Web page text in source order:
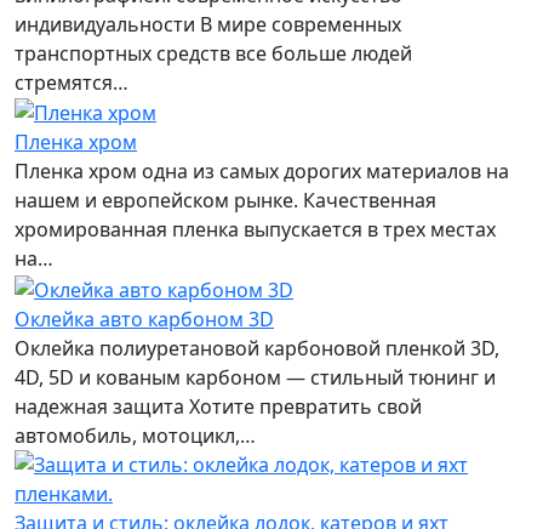
индивидуальности В мире современных
транспортных средств все больше людей
стремятся…
Пленка хром
Пленка хром одна из самых дорогих материалов на
нашем и европейском рынке. Качественная
хромированная пленка выпускается в трех местах
на…
Оклейка авто карбоном 3D
Оклейка полиуретановой карбоновой пленкой 3D,
4D, 5D и кованым карбоном — стильный тюнинг и
надежная защита Хотите превратить свой
автомобиль, мотоцикл,…
Защита и стиль: оклейка лодок, катеров и яхт